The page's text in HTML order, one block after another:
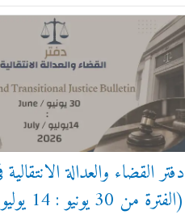
دفتر القضاء والعدالة
(الفترة من 30 يونيو : 14 يوليو 2026)